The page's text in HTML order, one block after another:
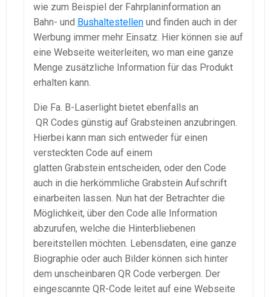
wie zum Beispiel der Fahrplaninformation an
Bahn- und Bushaltestellen und finden auch in der
Werbung immer mehr Einsatz. Hier können sie auf
eine Webseite weiterleiten, wo man eine ganze
Menge zusätzliche Information für das Produkt
erhalten kann.
Die Fa. B-Laserlight bietet ebenfalls an
QR Codes günstig auf Grabsteinen anzubringen.
Hierbei kann man sich entweder für einen
versteckten Code auf einem
glatten Grabstein entscheiden, oder den Code
auch in die herkömmliche Grabstein Aufschrift
einarbeiten lassen. Nun hat der Betrachter die
Möglichkeit, über den Code alle Information
abzurufen, welche die Hinterbliebenen
bereitstellen möchten. Lebensdaten, eine ganze
Biographie oder auch Bilder können sich hinter
dem unscheinbaren QR Code verbergen. Der
eingescannte QR-Code leitet auf eine Webseite